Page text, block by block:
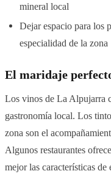
mineral local
Dejar espacio para los
especialidad de la zona
El maridaje
Los vinos de La Alpujarra
gastronomía local. Los
zona son el
Algunos restaurantes
mejor las características de